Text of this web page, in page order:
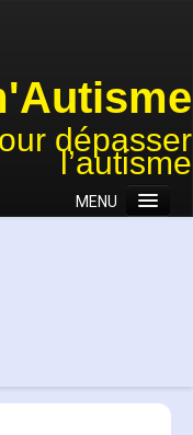
dépasser
l’autisme
MENU